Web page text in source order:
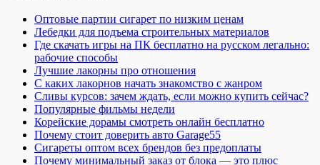
Оптовые партии сигарет по низким ценам
Лебедки для подъема строительных материалов
Где скачать игры на ПК бесплатно на русском легально:
рабочие способы
Лучшие лакорны про отношения
С каких лакорнов начать знакомство с жанром
Сливы курсов: зачем ждать, если можно купить сейчас?
Популярные фильмы недели
Корейские дорамы смотреть онлайн бесплатно
Почему стоит доверить авто Garage55
Сигареты оптом всех брендов без предоплаты
Почему минимальный заказ от блока — это плюс